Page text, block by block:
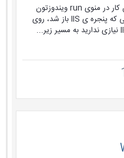
شما باید IIS رو غیرفعال کنید . برای این کار در منوی run ویندوزتون
میتونید تایپ کنید : inetmgr ، و زمانی که پنجره ی IIS باز شد، روی